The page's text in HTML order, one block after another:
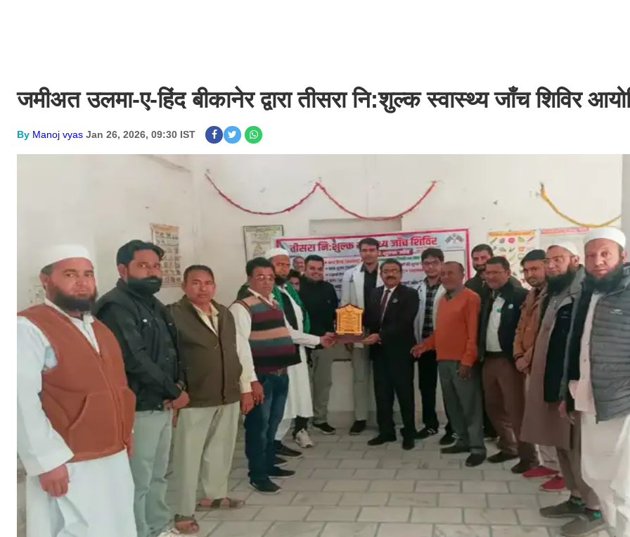
जमीअत उलमा-ए-हिंद बीकानेर द्वारा तीसरा नि:शुल्क स्वास्थ्य जाँच शिविर
By Manoj vyas Jan 26, 2026, 09:30 IST